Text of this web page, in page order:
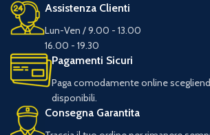
Assistenza Clienti
Lun-Ven / 9.00 - 13.00
16.00 - 19.30
Pagamenti Sicuri
Paga comodamente online
disponibili.
Consegna Garantita